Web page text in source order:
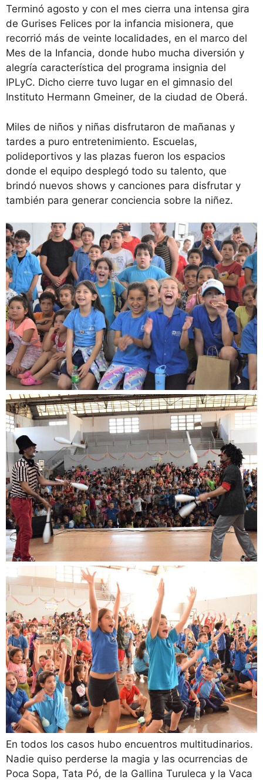
Terminó agosto y con el mes cierra una intensa gira
de Gurises Felices por la infancia misionera, que
recorrió más de veinte localidades, en el marco del
Mes de la Infancia, donde hubo mucha diversión y
alegría característica del programa insignia del
IPLyC. Dicho cierre tuvo lugar en el gimnasio del
Instituto Hermann Gmeiner, de la ciudad de Oberá.
Miles de niños y niñas disfrutaron de mañanas y
tardes a puro entretenimiento. Escuelas,
polideportivos y las plazas fueron los espacios
donde el equipo desplegó todo su talento, que
brindó nuevos shows y canciones para disfrutar y
también para generar conciencia sobre la niñez.
En todos los casos hubo encuentros multitudinarios.
Nadie quiso perderse la magia y las ocurrencias de
Poca Sopa, Tata Pó, de la Gallina Turuleca y la Vaca